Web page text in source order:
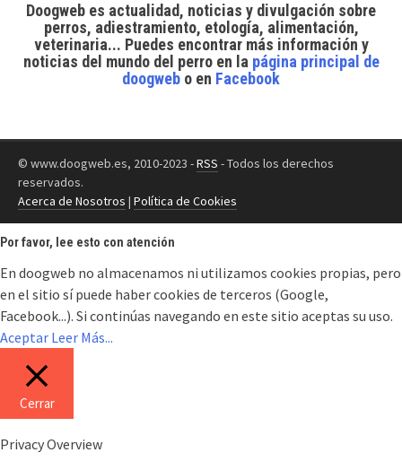
Doogweb es actualidad, noticias y divulgación sobre
perros, adiestramiento, etología, alimentación,
veterinaria... Puedes encontrar más información y
noticias del mundo del perroen la página principal de
doogweb o en Facebook
© www.doogweb.es, 2010-2023 -RSS - Todos los derechos
reservados.
Acerca de Nosotros | Política de Cookies
Por favor, lee esto con atención
En doogweb no almacenamos ni utilizamos cookies propias, pero
en el sitio sí puede haber cookies de terceros (Google,
Facebook...). Si continúas navegando en este sitio aceptas su uso.
Aceptar Leer Más...
Cerrar
Privacy Overview